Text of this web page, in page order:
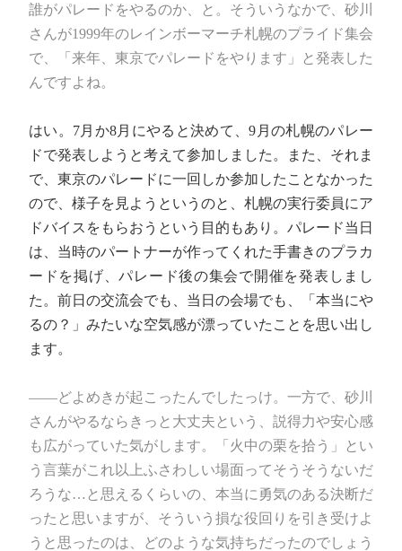
誰がパレードをやるのか、と。そういうなかで、砂川
さんが1999年のレインボーマーチ札幌のプライド集会
で、「来年、東京でパレードをやります」と発表した
んですよね。
はい。7月か8月にやると決めて、9月の札幌のパレー
ドで発表しようと考えて参加しました。また、それま
で、東京のパレードに一回しか参加したことなかった
ので、様子を見ようというのと、札幌の実行委員にア
ドバイスをもらおうという目的もあり。パレード当日
は、当時のパートナーが作ってくれた手書きのプラカ
ードを掲げ、パレード後の集会で開催を発表しまし
た。前日の交流会でも、当日の会場でも、「本当にや
るの？」みたいな空気感が漂っていたことを思い出し
ます。
――どよめきが起こったんでしたっけ。一方で、砂川
さんがやるならきっと大丈夫という、説得力や安心感
も広がっていた気がします。「火中の栗を拾う」とい
う言葉がこれ以上ふさわしい場面ってそうそうないだ
ろうな…と思えるくらいの、本当に勇気のある決断だ
ったと思いますが、そういう損な役回りを引き受けよ
うと思ったのは、どのような気持ちだったのでしょう